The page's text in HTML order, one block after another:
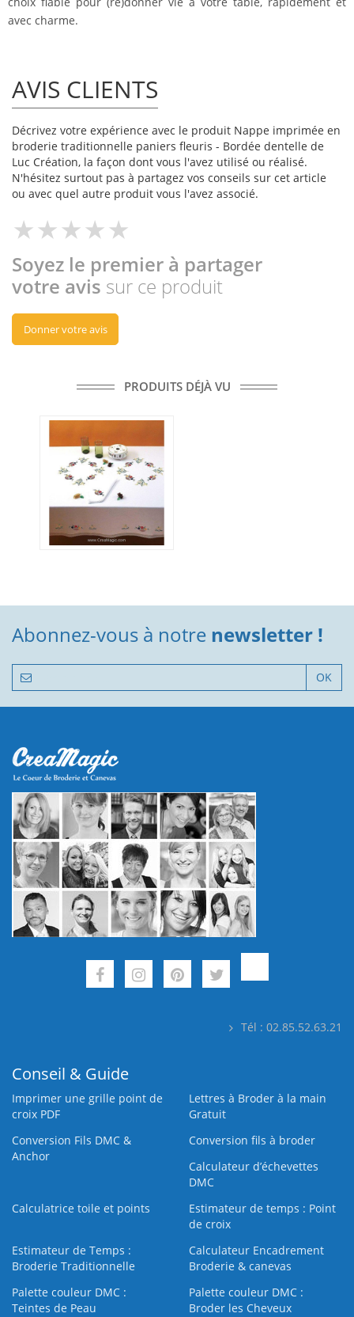
avec charme.
AVIS CLIENTS
Décrivez votre expérience avec le produit Nappe imprimée en
broderie traditionnelle paniers fleuris - Bordée dentelle de
Luc Création, la façon dont vous l'avez utilisé ou réalisé.
N'hésitez surtout pas à partagez vos conseils sur cet article
ou avec quel autre produit vous l'avez associé.
Soyez le premier à partager
votre avis sur ce produit
Donner votre avis
PRODUITS DÉJÀ VU
Abonnez-vous à notre newsletter !
OK
Tél : 02.85.52.63.21
Conseil & Guide
Imprimer une grille point de
croix PDF
Lettres à Broder à la main
Gratuit
Conversion Fils DMC &
Anchor
Conversion fils à broder
Calculateur d’échevettes
DMC
Calculatrice toile et points
Estimateur de temps : Point
de croix
Estimateur de Temps :
Broderie Traditionnelle
Calculateur Encadrement
Broderie & canevas
Palette couleur DMC :
Teintes de Peau
Palette couleur DMC :
Broder les Cheveux